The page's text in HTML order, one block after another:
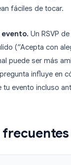
fáciles de tocar.
Un RSVP
(“Acepta con
puede ser más
influye en
evento incluso
frecuentes